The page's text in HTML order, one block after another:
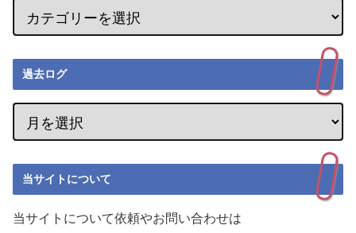
過去ログ
当サイトについて
当サイトについて依頼やお問い合わせは